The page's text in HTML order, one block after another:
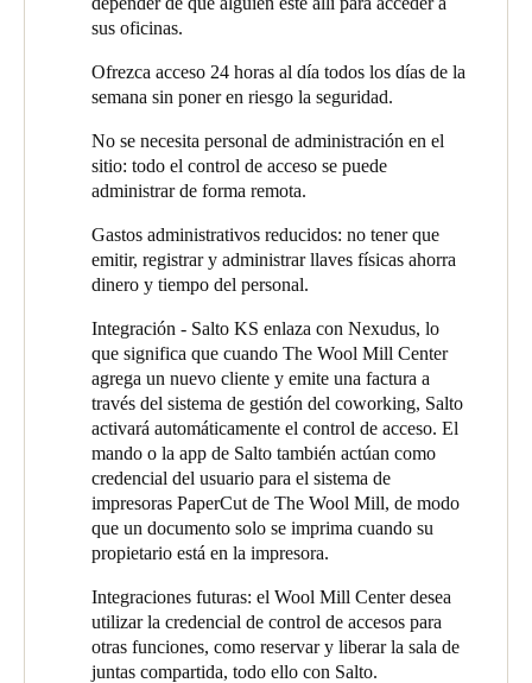
haber servidores físicos en The Wool Mill, tenía que gestionarse
a través de la nube.
casi imposible, por no hablar de lo caro que resultaba". John se
mostró encantado con la forma en que JTW Security gestionó
todo el proceso de instalación sin problemas y sin ninguna
Para John, la decisión de implantar Salto KS fue buena:
"Nuestro principal inquilino, SalaryMasters, dice que a su
personal le encanta lo fácil que resulta utilizar el móvil para abrir
sus oficinas.
Ofrezca acceso 24 horas al día todos los días de la
semana sin poner en riesgo la seguridad.
No se necesita personal de administración en el
sitio: todo el control de acceso se puede
administrar de forma remota.
Gastos administrativos reducidos: no tener que
emitir, registrar y administrar llaves físicas ahorra
dinero y tiempo del personal.
Integración - Salto KS enlaza con Nexudus, lo
que significa que cuando The Wool Mill Center
agrega un nuevo cliente y emite una factura a
través del sistema de gestión del coworking, Salto
activará automáticamente el control de acceso. El
mando o la app de Salto también actúan como
credencial del usuario para el sistema de
impresoras PaperCut de The Wool Mill, de modo
que un documento solo se imprima cuando su
propietario está en la impresora.
Integraciones futuras: el Wool Mill Center desea
utilizar la credencial de control de accesos para
otras funciones, como reservar y liberar la sala de
juntas compartida, todo ello con Salto.